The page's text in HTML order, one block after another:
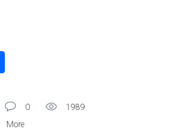
0
1989
More